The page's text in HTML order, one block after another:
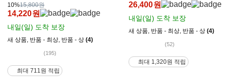
10%15,800원
14,220원
내일(일) 도착 보장
새 상품, 반품 - 최상, 반품 - 상 (4)
(195)
최대 711원 적립
26,400원
내일(일) 도착 보장
새 상품, 반품 - 최상, 반품 - 상 (4)
(52)
최대 1,320원 적립